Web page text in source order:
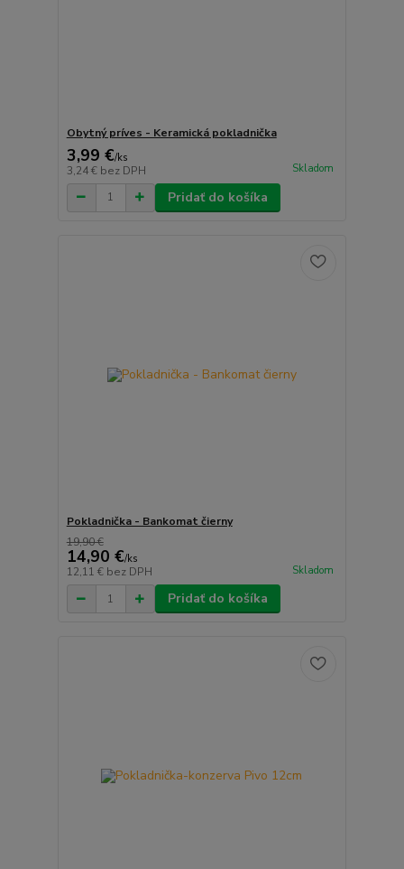
Obytný príves - Keramická pokladnička
3,99 €/ks
3,24 € bez DPH Skladom
Pridať do košíka
Pokladnička - Bankomat čierny
19,90 €
14,90 €/ks
12,11 € bez DPH Skladom
Pridať do košíka